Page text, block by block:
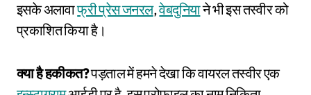
इसके अलावाफ्री प्रेस जनरल,वेबदुनियाने भी इस तस्वीर को
प्रकाशित किया है।
क्या है हकीकत?पड़ताल में हमने देखा कि वायरल तस्वीर एक